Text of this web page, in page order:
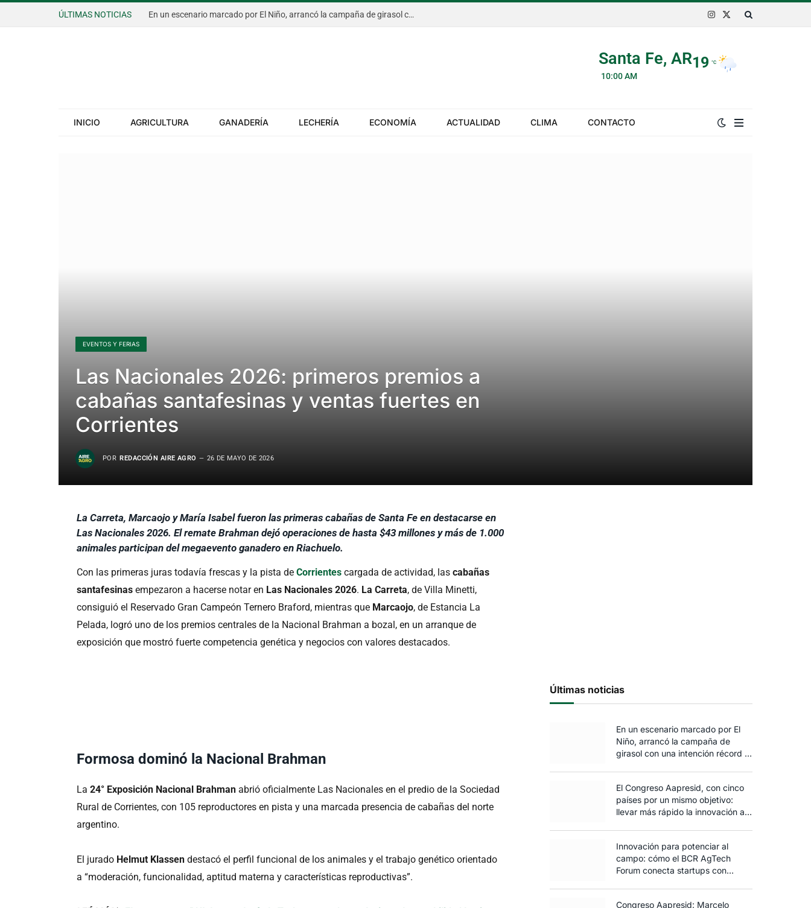
ÚLTIMAS NOTICIAS En un escenario marcado por El Niño, arrancó la campaña de girasol con una intención récord y el exceso de agua ya afecta al trigo
Instagram
X
Santa Fe, AR
10:00 AM
19 °C
INICIO AGRICULTURA GANADERÍA LECHERÍA ECONOMÍA ACTUALIDAD CLIMA CONTACTO
EVENTOS Y FERIAS
Las Nacionales 2026: primeros premios a
cabañas santafesinas y ventas fuertes en
Corrientes
POR REDACCIÓN AIRE AGRO 26 DE MAYO DE 2026
La Carreta, Marcaojo y María Isabel fueron las primeras cabañas de Santa Fe en destacarse en
Las Nacionales 2026. El remate Brahman dejó operaciones de hasta $43 millones y más de 1.000
animales participan del megaevento ganadero en Riachuelo.
Con las primeras juras todavía frescas y la pista deCorrientes cargada de actividad, lascabañas
santafesinas empezaron a hacerse notar en Las Nacionales 2026. La Carreta, de Villa Minetti,
consiguió el Reservado Gran Campeón Ternero Braford, mientras que Marcaojo, de Estancia La
Pelada, logró uno de los premios centrales de la Nacional Brahman a bozal, en un arranque de
exposición que mostró fuerte competencia genética y negocios con valores destacados.
Formosa dominó la Nacional Brahman
La 24° Exposición Nacional Brahman abrió oficialmente Las Nacionales en el predio de la Sociedad
Rural de Corrientes, con 105 reproductores en pista y una marcada presencia de cabañas del norte
argentino.
El jurado Helmut Klassen destacó el perfil funcional de los animales y el trabajo genético orientado
a “moderación, funcionalidad, aptitud materna y características reproductivas”.
Últimas noticias
En un escenario marcado por El
Niño, arrancó la campaña de
girasol con una intención récord y
El Congreso Aapresid, con cinco
países por un mismo objetivo:
llevar más rápido la innovación al
Innovación para potenciar al
campo: cómo el BCR AgTech
Forum conecta startups con
Congreso Aapresid: Marcelo